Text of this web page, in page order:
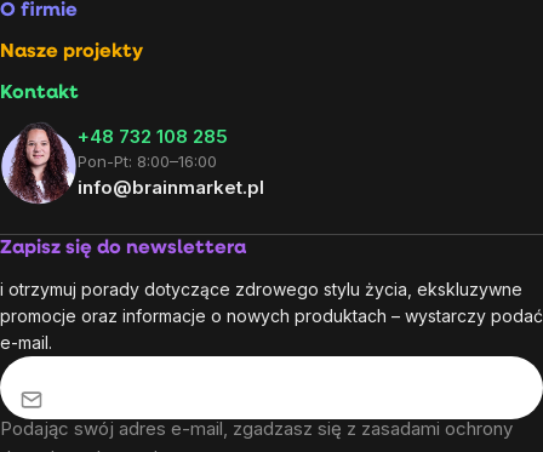
O firmie
Nasze projekty
Kontakt
+48 732 108 285
Pon-Pt: 8:00–16:00
info@brainmarket.pl
Zapisz się do newslettera
i otrzymuj porady dotyczące zdrowego stylu życia, ekskluzywne
promocje oraz informacje o nowych produktach – wystarczy podać
e-mail.
Podając swój adres e-mail, zgadzasz się z zasadami ochrony